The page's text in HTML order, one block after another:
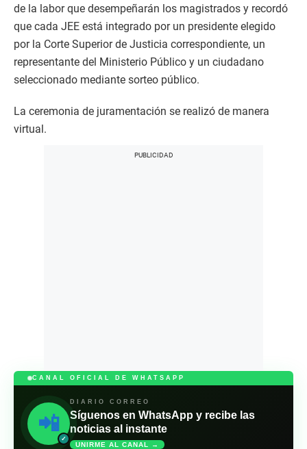
de la labor que desempeñarán los magistrados y recordó
que cada JEE está integrado por un presidente elegido
por la Corte Superior de Justicia correspondiente, un
representante del Ministerio Público y un ciudadano
seleccionado mediante sorteo público.
La ceremonia de juramentación se realizó de manera
virtual.
CANAL OFICIAL DE WHATSAPP
📲
✓
DIARIO CORREO
Síguenos en WhatsApp y recibe las
noticias al instante
UNIRME AL CANAL →